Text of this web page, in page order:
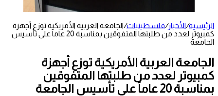
الرئيسية/الأخبار/فلسطينيات/الجامعة العربية الأمريكية توزع أجهزة
كمبيوتر لعدد من طلبتها المتفوقين بمناسبة 20 عاماً على تأسيس
الجامعة
الجامعة العربية الأمريكية توزع أجهزة
كمبيوتر لعدد من طلبتها المتفوقين
بمناسبة 20 عاماً على تأسيس الجامعة